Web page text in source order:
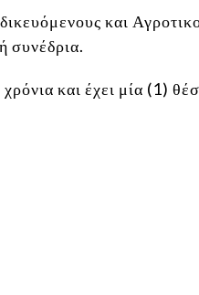
και
συνέδρια.
και έχει μία (1)